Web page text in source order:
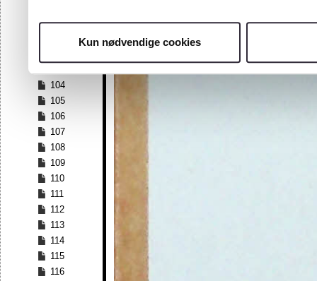
Kun nødvendige cookies
100
104
105
106
107
108
109
110
111
112
113
114
115
116